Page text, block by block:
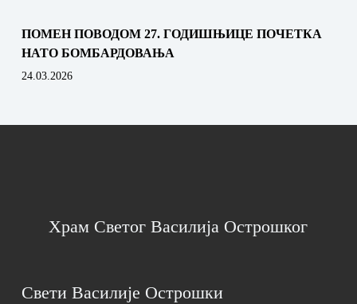
ПОМЕН ПОВОДОМ 27. ГОДИШЊИЦЕ ПОЧЕТКА
НАТО БОМБАРДОВАЊА
24.03.2026
Храм Светог Василија Острошког
Свети Василије Острошки